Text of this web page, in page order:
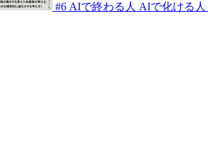
#6 AIで終わる人 AIで化ける人